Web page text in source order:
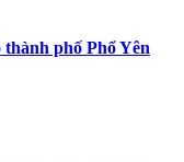
phố Phổ Yên